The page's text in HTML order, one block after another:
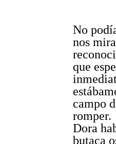
No
nos
que
campo
romper.
Dora
butaca